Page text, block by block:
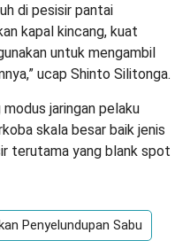
di pesisir pantai
kapal kincang, kuat
untuk mengambil
ucap Shinto Silitonga.
jaringan pelaku
skala besar baik jenis
terutama yang blank spot
Penyelundupan Sabu